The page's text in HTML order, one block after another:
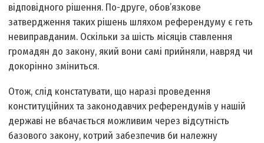
відповідного рішення. По-друге, обов’язкове
затвердження таких рішень шляхом референдуму є геть
невиправданим. Оскільки за шість місяців ставлення
громадян до закону, який вони самі прийняли, навряд чи
докорінно зміниться.
Отож, слід констатувати, що наразі проведення
конституційних та законодавчих референдумів у нашій
державі не вбачається можливим через відсутність
базового закону, котрий забезпечив би належну